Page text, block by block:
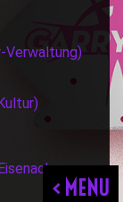
< MENU
Verwaltung)